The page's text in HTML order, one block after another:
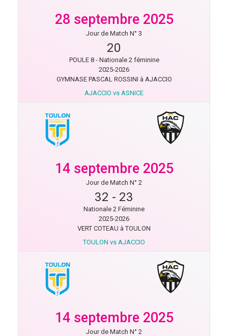
28 septembre 2025
Jour de Match N° 3
20
POULE 8 - Nationale 2 féminine
2025-2026
GYMNASE PASCAL ROSSINI à AJACCIO
AJACCIO vs ASNICE
14 septembre 2025
Jour de Match N° 2
32 - 23
Nationale 2 Féminine
2025-2026
VERT COTEAU à TOULON
TOULON vs AJACCIO
14 septembre 2025
Jour de Match N° 2